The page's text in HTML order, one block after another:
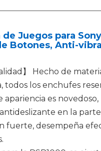
de Juegos para
Botones, Anti-
】 Hecho de
todos los enchufes
apariencia es
en la
fuerte, desempeña